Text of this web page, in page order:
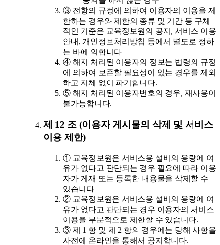
③ 전항의 규정에 의하여 이용자의 이용을 제
한하는 경우와 제한의 종류 및 기간 등 구체
적인 기준은 교육정보원의 공지, 서비스 이용
안내, 개인정보처리방침 등에서 별도로 정하
는 바에 의합니다.
④ 해지 처리된 이용자의 정보는 법령의 규정
에 의하여 보존할 필요성이 있는 경우를 제외
하고 지체 없이 파기합니다.
⑤ 해지 처리된 이용자번호의 경우, 재사용이
불가능합니다.
제 12 조 (이용자 게시물의 삭제 및 서비스
이용 제한)
① 교육정보원은 서비스용 설비의 용량에 여
유가 없다고 판단되는 경우 필요에 따라 이용
자가 게재 또는 등록한 내용물을 삭제할 수
있습니다.
② 교육정보원은 서비스용 설비의 용량에 여
유가 없다고 판단되는 경우 이용자의 서비스
이용을 부분적으로 제한할 수 있습니다.
③ 제 1 항 및 제 2 항의 경우에는 당해 사항을
사전에 온라인을 통해서 공지합니다.